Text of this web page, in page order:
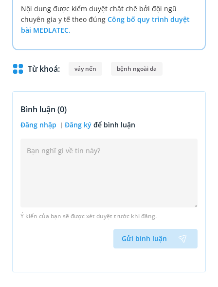
Nội dung được kiểm duyệt chặt chẽ bởi đội ngũ
chuyên gia y tế theo đúng Công bố quy trình duyệt
bài MEDLATEC.
Từ khoá: vảy nến bệnh ngoài da
Bình luận (0)
Đăng nhập Đăng ký để bình luận
Ý kiến của bạn sẽ được xét duyệt trước khi đăng.
Gửi bình luận